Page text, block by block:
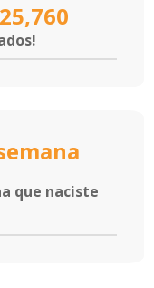
que naciste